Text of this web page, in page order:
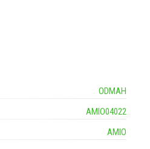
ODMAH
AMIO04022
AMIO